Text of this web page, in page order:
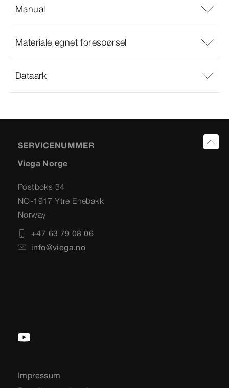
Manual
Materiale egnet forespørsel
Dataark
SERVICENUMMER
Viega Norge
Postboks 34
NO-1917 Ytre Enebakk
Norway
+47 63 79 08 06
info@viega.no
Impressum